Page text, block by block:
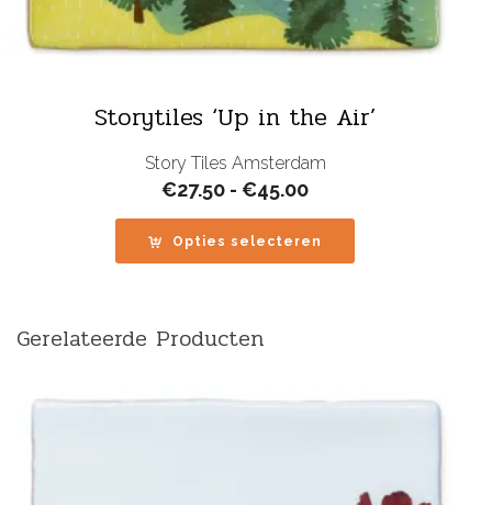
Storytiles ‘Up in the Air’
Story Tiles Amsterdam
€27.50 - €45.00Prijsklasse:
tot
€45.00
Opties selecteren
Gerelateerde Producten